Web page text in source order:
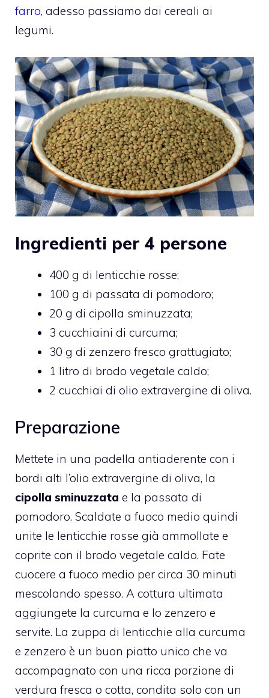
farro, adesso passiamo dai cereali ai
legumi.
Ingredienti per 4 persone
400 g di lenticchie rosse;
100 g di passata di pomodoro;
20 g di cipolla sminuzzata;
3 cucchiaini di curcuma;
30 g di zenzero fresco grattugiato;
1 litro di brodo vegetale caldo;
2 cucchiai di olio extravergine di oliva.
Preparazione
Mettete in una padella antiaderente con i
bordi alti l’olio extravergine di oliva, la
cipolla sminuzzata e la passata di
pomodoro. Scaldate a fuoco medio quindi
unite le lenticchie rosse già ammollate e
coprite con il brodo vegetale caldo. Fate
cuocere a fuoco medio per circa 30 minuti
mescolando spesso. A cottura ultimata
aggiungete la curcuma e lo zenzero e
servite. La zuppa di lenticchie alla curcuma
e zenzero è un buon piatto unico che va
accompagnato con una ricca porzione di
verdura fresca o cotta, condita solo con un